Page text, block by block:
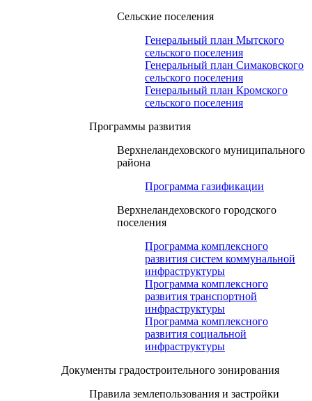
Сельские поселения
Генеральный план Мытского
сельского поселения
Генеральный план Симаковского
сельского поселения
Генеральный план Кромского
сельского поселения
Программы развития
Верхнеландеховского муниципального
района
Программа газификации
Верхнеландеховского городского
поселения
Программа комплексного
развития систем коммунальной
инфраструктуры
Программа комплексного
развития транспортной
инфраструктуры
Программа комплексного
развития социальной
инфраструктуры
Документы градостроительного зонирования
Правила землепользования и застройки